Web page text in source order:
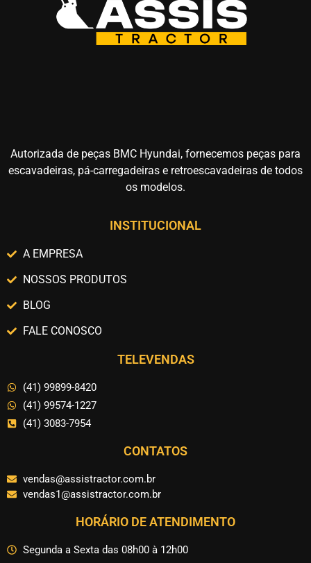
Autorizada de peças BMC Hyundai, fornecemos peças para
escavadeiras, pá-carregadeiras e retroescavadeiras de todos
os modelos.
INSTITUCIONAL
A EMPRESA
NOSSOS PRODUTOS
BLOG
FALE CONOSCO
TELEVENDAS
(41) 99899-8420
(41) 99574-1227
(41) 3083-7954
CONTATOS
vendas@assistractor.com.br
vendas1@assistractor.com.br
HORÁRIO DE ATENDIMENTO
Segunda a Sexta das 08h00 à 12h00